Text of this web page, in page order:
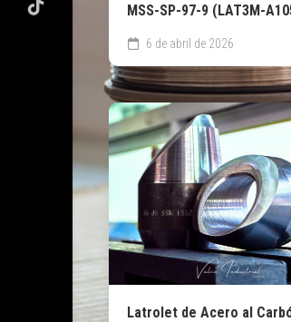
MSS-SP-97-9 (LAT3M-
6 de abril de 2026
Latrolet de Acero al